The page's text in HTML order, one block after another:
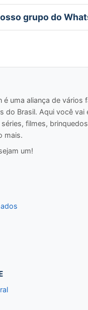
grupo do
é uma aliança de vários
do Brasil. Aqui você vai
filmes,
mais.
um!